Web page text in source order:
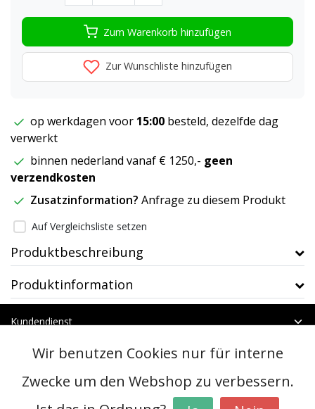
Zum Warenkorb hinzufügen
Zur Wunschliste hinzufügen
op werkdagen voor 15:00 besteld, dezelfde dag
verwerkt
binnen nederland vanaf € 1250,- geen
verzendkosten
Zusatzinformation? Anfrage zu diesem Produkt
Auf Vergleichsliste setzen
Produktbeschreibung
Produktinformation
Kundendienst
Kategorien
Kontakt
Wir benutzen Cookies nur für interne
Zwecke um den Webshop zu verbessern.